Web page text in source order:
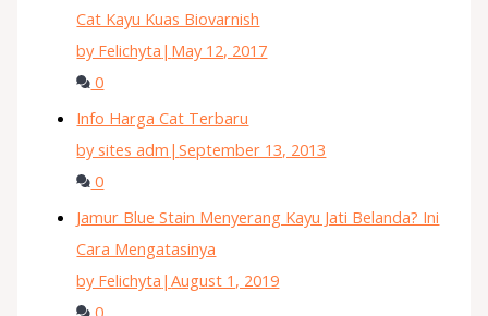
Cat Kayu Kuas Biovarnish
by Felichyta | May 12, 2017
0
Info Harga Cat Terbaru
by sites adm |September 13, 2013
0
Jamur Blue Stain Menyerang Kayu Jati Belanda? Ini
Cara Mengatasinya
by Felichyta |August 1, 2019
0